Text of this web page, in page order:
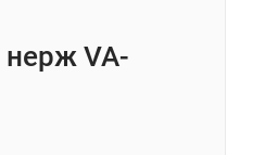
VA-